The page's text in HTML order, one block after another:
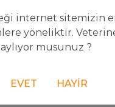
internet sitemizin
yöneliktir.
musunuz ?
EVET HAYIR